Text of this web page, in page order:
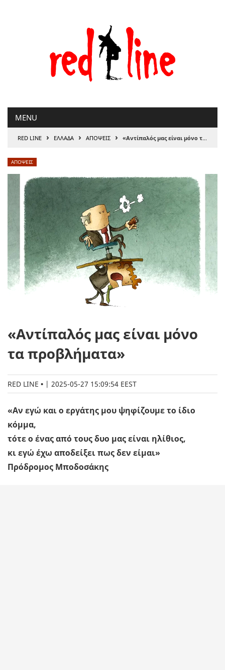
MENU
RED LINE › ΕΛΛΑΔΑ › ΑΠΟΨΕΙΣ › «Αντίπαλός μας είναι μόνο τα προβλήματα»
ΑΠΟΨΕΙΣ
«Αντίπαλός μας είναι μόνο
τα προβλήματα»
RED LINE | 2025-05-27 15:09:54 EEST
«Αν εγώ και ο εργάτης μου ψηφίζουμε το ίδιο
κόμμα,
τότε ο ένας από τους δυο μας είναι ηλίθιος,
κι εγώ έχω αποδείξει πως δεν είμαι»
Πρόδρομος Μποδοσάκης